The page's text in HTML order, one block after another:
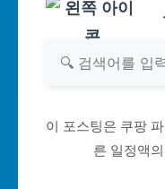
이 포스팅은 쿠팡
른 일정액